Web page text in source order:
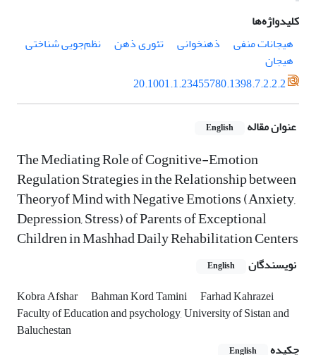
کلیدواژه‌ها
هیجانات منفی
ذهنخوانی تئوری ذهن
نظم‌جویی شناختی
هیجان
20.1001.1.23455780.1398.7.2.2.2
عنوان مقاله English
The Mediating Role of Cognitive-Emotion
Regulation Strategies in the Relationship between
Theoryof Mind with Negative Emotions (Anxiety,
Depression, Stress) of Parents of Exceptional
Children in Mashhad Daily Rehabilitation Centers
نویسندگان English
Kobra Afshar Bahman Kord Tamini
Farhad Kahrazei
Faculty of Education and psychology, University of Sistan and
Baluchestan
چکیده
English